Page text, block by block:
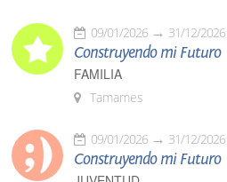
09/01/2026 31/12/2026
Construyendo mi Futuro
FAMILIA
Tamames
09/01/2026 31/12/2026
Construyendo mi Futuro